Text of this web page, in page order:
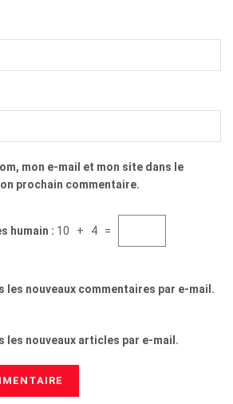
mon e-mail et mon site dans le
prochain commentaire.
humain : 10 + 4 =
les nouveaux commentaires par e-mail.
les nouveaux articles par e-mail.